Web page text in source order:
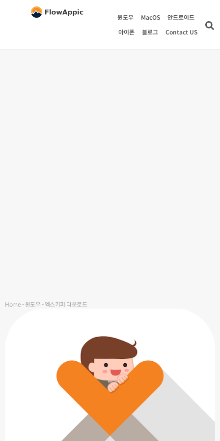
윈도우 MacOS
안드로이드
아이폰
블로그 Contact US
Home-윈도우-엑스키퍼 다운로드